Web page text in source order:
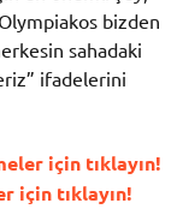
bizden
sahadaki
ifadelerini
için tıklayın!
için tıklayın!